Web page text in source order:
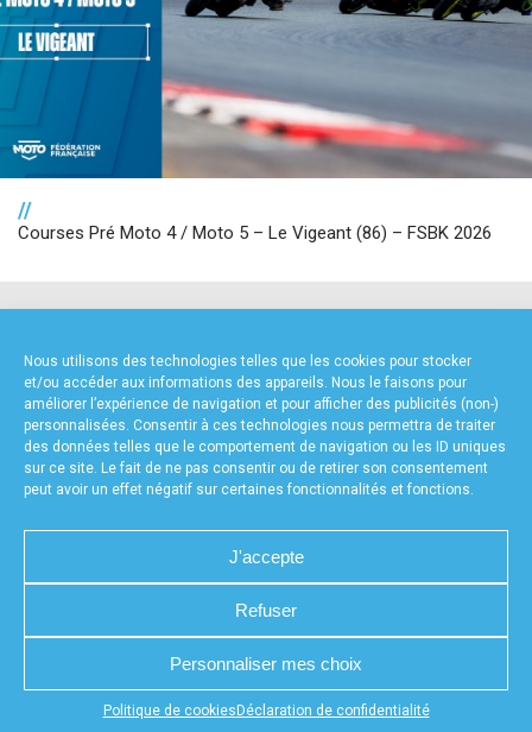
Nous utilisons des technologies telles que les cookies pour stocker
et/ou accéder aux informations des appareils. Nous le faisons pour
améliorer l’expérience de navigation et pour afficher des publicités (non-)
personnalisées. Consentir à ces technologies nous permettra de traiter
des données telles que le comportement de navigation ou les ID uniques
sur ce site. Le fait de ne pas consentir ou de retirer son consentement
peut avoir un effet négatif sur certaines fonctionnalités et fonctions.
J'accepte
Refuser
Personnaliser mes choix
Politique de cookies Déclaration de confidentialité
Appuyez sur le bouton partager en bas de votre
//
Courses Pré Moto 4 / Moto 5 – Le Vigeant (86) – FSBK 2026
CHARTE DE CONFIDENTIALITÉ
NOUS CONTACTER
POLITIQUE DE COOKIES (UE)
DÉCLARATION DE CONFIDENTIALITÉ (UE)